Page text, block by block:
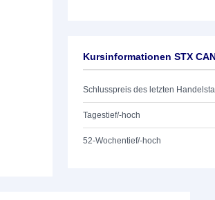
Kursinformationen STX
Schlusspreis des letzten
Tagestief/-hoch
52-Wochentief/-hoch